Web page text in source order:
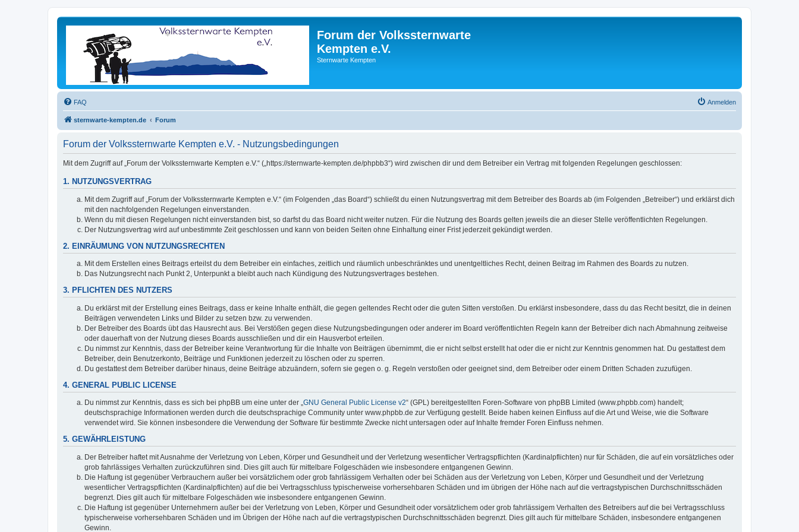
Forum der Volkssternwarte
Kempten e.V.
Sternwarte Kempten
FAQ Anmelden
sternwarte-kempten.de Forum
Forum der Volkssternwarte Kempten e.V. - Nutzungsbedingungen
Mit dem Zugriff auf „Forum der Volkssternwarte Kempten e.V.“ („https://sternwarte-kempten.de/phpbb3“) wird zwischen dir und dem Betreiber ein Vertrag mit folgenden Regelungen geschlossen:
1. NUTZUNGSVERTRAG
Mit dem Zugriff auf „Forum der Volkssternwarte Kempten e.V.“ (im Folgenden „das Board“) schließt du einen Nutzungsvertrag mit dem Betreiber des Boards ab (im Folgenden „Betreiber“) und erklärst dich
mit den nachfolgenden Regelungen einverstanden.
Wenn du mit diesen Regelungen nicht einverstanden bist, so darfst du das Board nicht weiter nutzen. Für die Nutzung des Boards gelten jeweils die an dieser Stelle veröffentlichten Regelungen.
Der Nutzungsvertrag wird auf unbestimmte Zeit geschlossen und kann von beiden Seiten ohne Einhaltung einer Frist jederzeit gekündigt werden.
2. EINRÄUMUNG VON NUTZUNGSRECHTEN
Mit dem Erstellen eines Beitrags erteilst du dem Betreiber ein einfaches, zeitlich und räumlich unbeschränktes und unentgeltliches Recht, deinen Beitrag im Rahmen des Boards zu nutzen.
Das Nutzungsrecht nach Punkt 2, Unterpunkt a bleibt auch nach Kündigung des Nutzungsvertrages bestehen.
3. PFLICHTEN DES NUTZERS
Du erklärst mit der Erstellung eines Beitrags, dass er keine Inhalte enthält, die gegen geltendes Recht oder die guten Sitten verstoßen. Du erklärst insbesondere, dass du das Recht besitzt, die in deinen
Beiträgen verwendeten Links und Bilder zu setzen bzw. zu verwenden.
Der Betreiber des Boards übt das Hausrecht aus. Bei Verstößen gegen diese Nutzungsbedingungen oder anderer im Board veröffentlichten Regeln kann der Betreiber dich nach Abmahnung zeitweise
oder dauerhaft von der Nutzung dieses Boards ausschließen und dir ein Hausverbot erteilen.
Du nimmst zur Kenntnis, dass der Betreiber keine Verantwortung für die Inhalte von Beiträgen übernimmt, die er nicht selbst erstellt hat oder die er nicht zur Kenntnis genommen hat. Du gestattest dem
Betreiber, dein Benutzerkonto, Beiträge und Funktionen jederzeit zu löschen oder zu sperren.
Du gestattest dem Betreiber darüber hinaus, deine Beiträge abzuändern, sofern sie gegen o. g. Regeln verstoßen oder geeignet sind, dem Betreiber oder einem Dritten Schaden zuzufügen.
4. GENERAL PUBLIC LICENSE
Du nimmst zur Kenntnis, dass es sich bei phpBB um eine unter der „GNU General Public License v2“ (GPL) bereitgestellten Foren-Software von phpBB Limited (www.phpbb.com) handelt;
deutschsprachige Informationen werden durch die deutschsprachige Community unter www.phpbb.de zur Verfügung gestellt. Beide haben keinen Einfluss auf die Art und Weise, wie die Software
verwendet wird. Sie können insbesondere die Verwendung der Software für bestimmte Zwecke nicht untersagen oder auf Inhalte fremder Foren Einfluss nehmen.
5. GEWÄHRLEISTUNG
Der Betreiber haftet mit Ausnahme der Verletzung von Leben, Körper und Gesundheit und der Verletzung wesentlicher Vertragspflichten (Kardinalpflichten) nur für Schäden, die auf ein vorsätzliches oder
grob fahrlässiges Verhalten zurückzuführen sind. Dies gilt auch für mittelbare Folgeschäden wie insbesondere entgangenen Gewinn.
Die Haftung ist gegenüber Verbrauchern außer bei vorsätzlichem oder grob fahrlässigem Verhalten oder bei Schäden aus der Verletzung von Leben, Körper und Gesundheit und der Verletzung
wesentlicher Vertragspflichten (Kardinalpflichten) auf die bei Vertragsschluss typischerweise vorhersehbaren Schäden und im übrigen der Höhe nach auf die vertragstypischen Durchschnittsschäden
begrenzt. Dies gilt auch für mittelbare Folgeschäden wie insbesondere entgangenen Gewinn.
Die Haftung ist gegenüber Unternehmern außer bei der Verletzung von Leben, Körper und Gesundheit oder vorsätzlichem oder grob fahrlässigem Verhalten des Betreibers auf die bei Vertragsschluss
typischerweise vorhersehbaren Schäden und im Übrigen der Höhe nach auf die vertragstypischen Durchschnittsschäden begrenzt. Dies gilt auch für mittelbare Schäden, insbesondere entgangenen
Gewinn.